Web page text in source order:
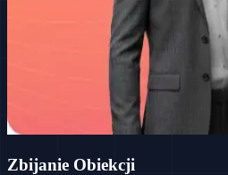
Zbijanie Obiekcji